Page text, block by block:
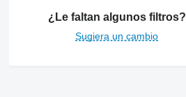
¿Le faltan algunos filtros?
Sugiera un cambio